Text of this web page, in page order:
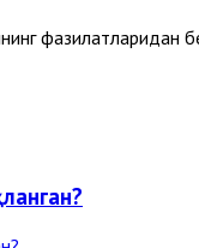
фазилатларидан